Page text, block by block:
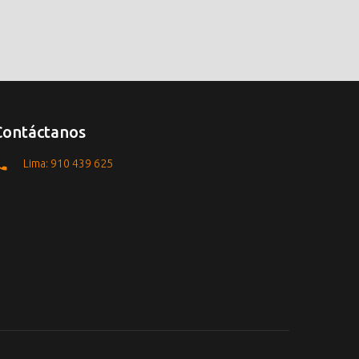
Lima: 910 439 625